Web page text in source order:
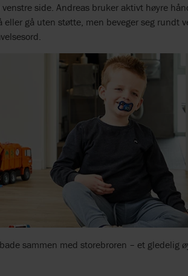
side. Andreas bruker aktivt høyre
gå uten støtte, men beveger seg rundt
sammen med storebroren – et gledelig